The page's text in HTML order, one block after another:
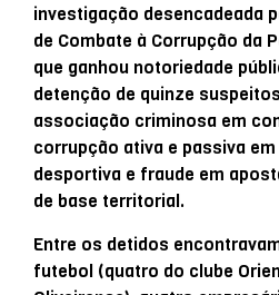
investigação desencadeada
de Combate à Corrupção da
que ganhou notoriedade
detenção de quinze
associação criminosa em
corrupção ativa e passiva
desportiva e fraude em
de base territorial.
Entre os detidos
futebol (quatro do clube